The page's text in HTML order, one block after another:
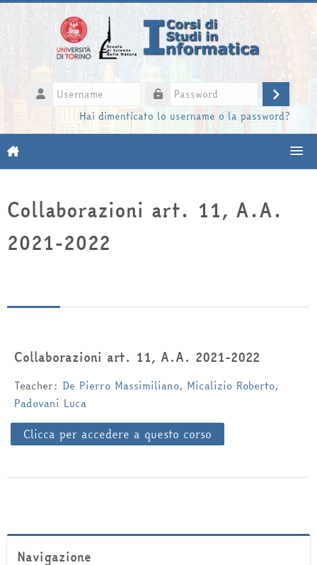
Vai al contenuto principale
Username
Login
Hai dimenticato lo username o la password?
Cerca
Collaborazioni art. 11, A.A.
2021-2022
Collaborazioni art. 11, A.A. 2021-2022
Teacher: De Pierro Massimiliano, Micalizio Roberto,
Padovani Luca
Clicca per accedere a questo corso
Navigazione